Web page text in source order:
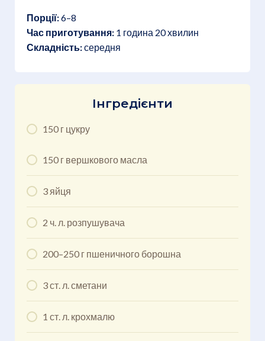
Порції:6–8
Час приготування: 1 година 20 хвилин
Складність:середня
Інгредієнти
150 г цукру
150 г вершкового масла
3 яйця
2 ч. л. розпушувача
200–250 г пшеничного борошна
3 ст. л. сметани
1 ст. л. крохмалю